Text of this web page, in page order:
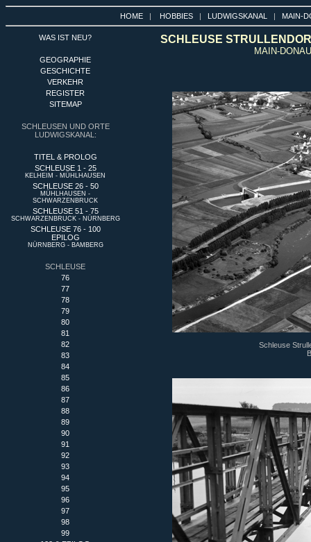
HOME | HOBBIES | LUDWIGSKANAL | MAIN-
WAS IST NEU?
GEOGRAPHIE
GESCHICHTE
VERKEHR
REGISTER
SITEMAP
SCHLEUSEN UND ORTE
LUDWIGSKANAL:
TITEL & PROLOG
SCHLEUSE 1 - 25
KELHEIM - MÜHLHAUSEN
SCHLEUSE 26 - 50
MÜHLHAUSEN -
SCHWARZENBRUCK
SCHLEUSE 51 - 75
SCHWARZENBRUCK - NÜRNBERG
SCHLEUSE 76 - 100
EPILOG
NÜRNBERG - BAMBERG
SCHLEUSE
76
77
78
79
80
81
82
83
84
85
86
87
88
89
90
91
92
93
94
95
96
97
98
99
SCHLEUSE
MAIN-
Schleuse